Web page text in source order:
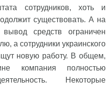
сотрудников, хоть и
существовать. А на
средств ограничен
а сотрудники украинского
новую работу. В общем,
компания полностью
Некоторые